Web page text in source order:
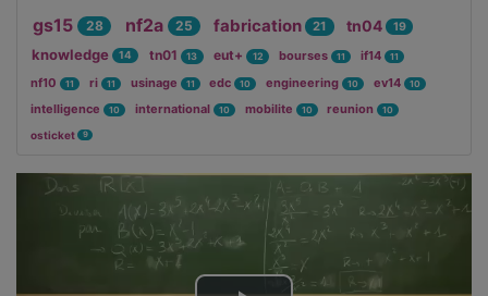
gs15 28 nf2a 25 fabrication 21 tn04 19
knowledge 14 tn01 13 eut+ 12 bourses 11 if14 11
nf10 11 ri 11 usinage 11 edc 10 engineering 10 ev14 10
intelligence 10 international 10 mobilite 10 reunion 10
osticket 9